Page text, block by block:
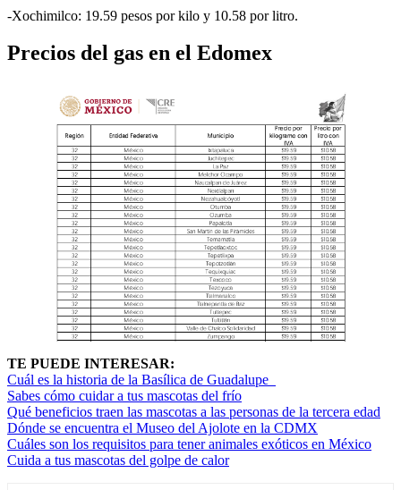
-Xochimilco: 19.59 pesos por kilo y 10.58 por litro.
Precios del gas en el Edomex
TE PUEDE INTERESAR:
Cuál es la historia de la Basílica de Guadalupe
Sabes cómo cuidar a tus mascotas del frío
Qué beneficios traen las mascotas a las personas de la tercera edad
Dónde se encuentra el Museo del Ajolote en la CDMX
Cuáles son los requisitos para tener animales exóticos en México
Cuida a tus mascotas del golpe de calor